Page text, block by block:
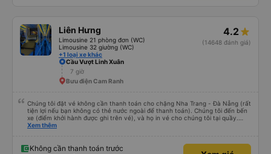
Liên Hưng
Limousine 21 phòng đơn (WC)
Limousine 32 giường (WC)
+1 loại xe khác
4.2
(14648 đánh giá)
Cầu Vượt Linh Xuân
7 giờ
Bưu điện Cam Ranh
Chúng tôi đặt vé không cần thanh toán cho chặng Nha Trang - Đà Nẵng (rất
tiện lợi nếu bạn không có thẻ nước ngoài để thanh toán). Chúng tôi đến bến
xe (điểm khởi hành được ghi trên vé), và họ in vé cho chúng tôi tại quầy.
Chúng tôi cũng quyết định mua vé chiều về trực tiếp tại quầy, vì giá vé trên
ấm hoặc áo khoác mỏng, vì thỉnh thoảng trời khá lạnh, và chăn mền thì hơi
Xem thêm
Không cần thanh toán trước